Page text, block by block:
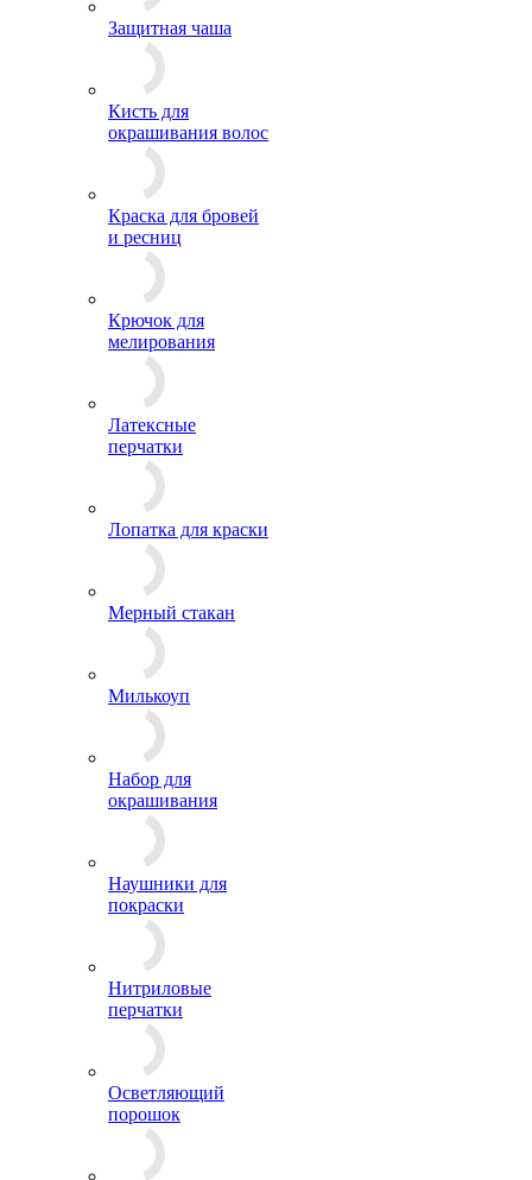
Защитная чаша
Кисть для
окрашивания волос
Краска для бровей
и ресниц
Крючок для
мелирования
Латексные
перчатки
Лопатка для краски
Мерный стакан
Милькоуп
Набор для
окрашивания
Наушники для
покраски
Нитриловые
перчатки
Осветляющий
порошок